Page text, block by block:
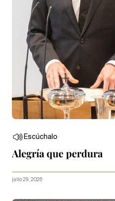
Escúchalo
Alegría que perdura
julio 29, 2026